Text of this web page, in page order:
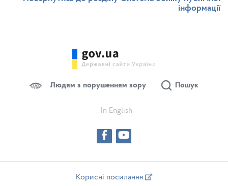
інформації
Людям з порушенням зору Пошук
In English
Корисні посилання